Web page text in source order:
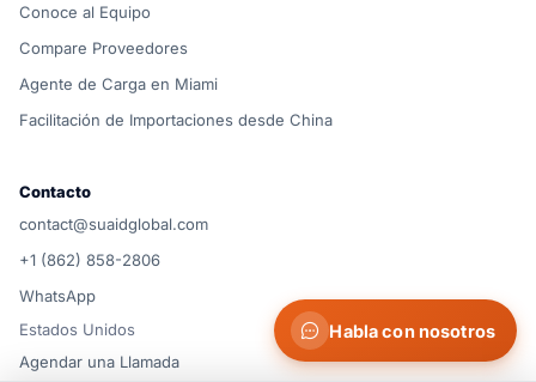
Conoce al Equipo
Compare Proveedores
Agente de Carga en Miami
Facilitación de Importaciones desde China
Contacto
contact@suaidglobal.com
+1 (862) 858-2806
WhatsApp
Estados Unidos
Agendar una Llamada
Habla con nosotros